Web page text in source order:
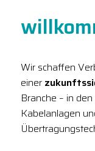
Wir schaffen
einer
Branche – in
Kabelanlagen